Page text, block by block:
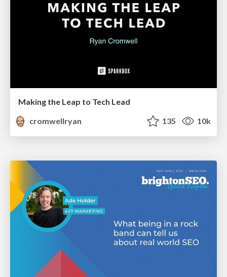
Making the Leap to Tech Lead
cromwellryan
135 10k